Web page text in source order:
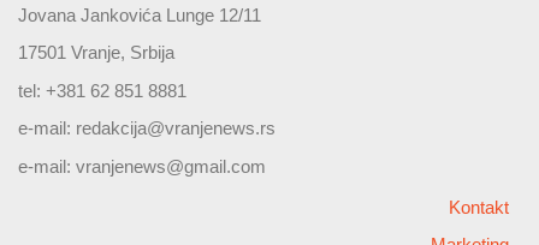
Jovana Jankovića Lunge 12/11
17501 Vranje, Srbija
tel: +381 62 851 8881
e-mail: redakcija@vranjenews.rs
e-mail: vranjenews@gmail.com
Kontakt